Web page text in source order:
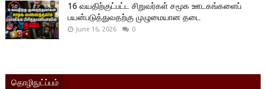
16 வயதிற்குட்பட்ட சிறுவர்கள் சமூக ஊடகங்களைப்
பயன்படுத்துவதற்கு முழுமையான தடை
June 16, 2026 0
தொழிநுட்ப்பம்